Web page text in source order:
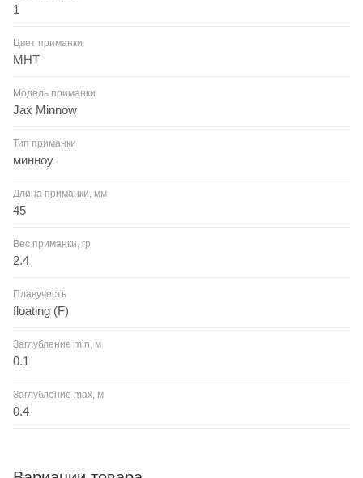
1
Цвет приманки
MHT
Модель приманки
Jax Minnow
Тип приманки
минноу
Длина приманки, мм
45
Вес приманки, гр
2.4
Плавучесть
floating (F)
Заглубление min, м
0.1
Заглубление max, м
0.4